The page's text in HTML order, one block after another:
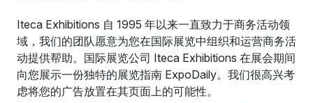
Iteca Exhibitions 自 1995 年以来一直致力于商务活动领
域，我们的团队愿意为您在国际展览中组织和运营商务活
动提供帮助。国际展览公司 Iteca Exhibitions 在展会期间
向您展示一份独特的展览指南 ExpoDaily。我们很高兴考
虑将您的广告放置在其页面上的可能性。